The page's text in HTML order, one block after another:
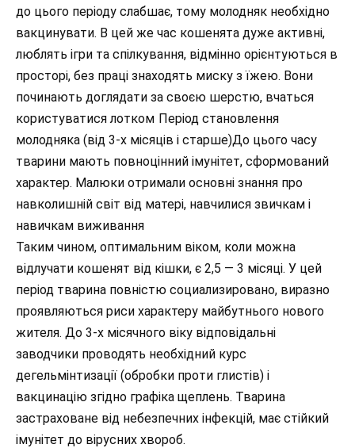
до цього періоду слабшає, тому молодняк необхідно
вакцинувати. В цей же час кошенята дуже активні,
люблять ігри та спілкування, відмінно орієнтуються в
просторі, без праці знаходять миску з їжею. Вони
починають доглядати за своєю шерстю, вчаться
користуватися лотком Період становлення
молодняка (від 3-х місяців і старше)До цього часу
тварини мають повноцінний імунітет, сформований
характер. Малюки отримали основні знання про
навколишній світ від матері, навчилися звичкам і
навичкам виживання
Таким чином, оптимальним віком, коли можна
відлучати кошенят від кішки, є 2,5 — 3 місяці. У цей
період тварина повністю социализировано, виразно
проявляються риси характеру майбутнього нового
жителя. До 3-х місячного віку відповідальні
заводчики проводять необхідний курс
дегельмінтизації (обробки проти глистів) і
вакцинацію згідно графіка щеплень. Тварина
застраховане від небезпечних інфекцій, має стійкий
імунітет до вірусних хвороб.